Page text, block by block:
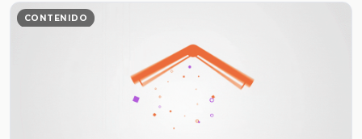
CONTENIDO